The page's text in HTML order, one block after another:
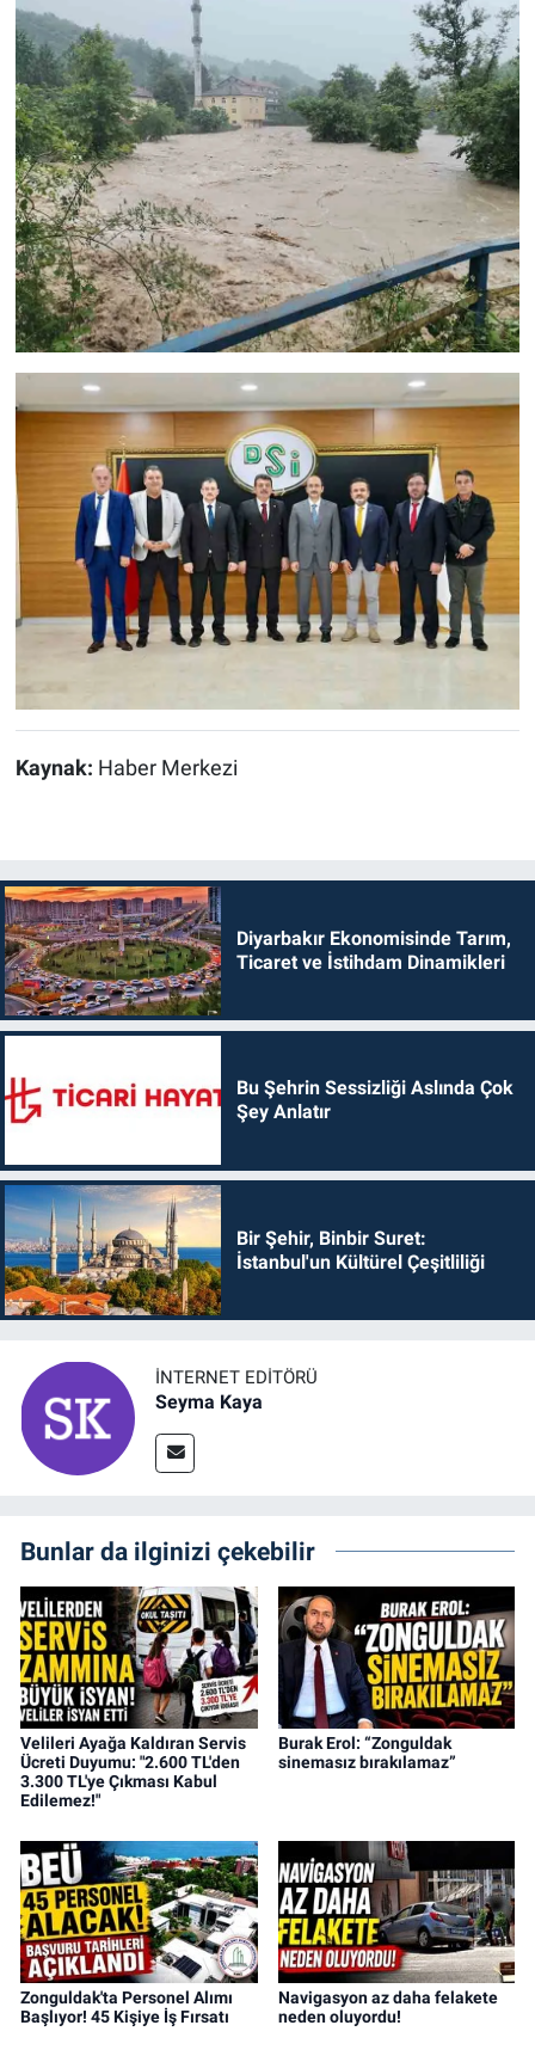
Kaynak: Haber Merkezi
Diyarbakır Ekonomisinde Tarım,
Ticaret ve İstihdam Dinamikleri
Bu Şehrin Sessizliği Aslında Çok
Şey Anlatır
Bir Şehir, Binbir Suret:
İstanbul'un Kültürel Çeşitliliği
İNTERNET EDITÖRÜ
Seyma Kaya
Bunlar da ilginizi çekebilir
Velileri Ayağa Kaldıran Servis
Ücreti Duyumu: "2.600 TL'den
3.300 TL'ye Çıkması Kabul
Edilemez!"
Burak Erol: “Zonguldak
sinemasız bırakılamaz”
Zonguldak'ta Personel Alımı
Başlıyor! 45 Kişiye İş Fırsatı
Navigasyon az daha felakete
neden oluyordu!